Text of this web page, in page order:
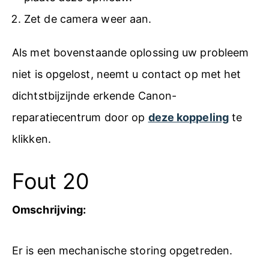
Zet de camera weer aan.
Als met bovenstaande oplossing uw probleem
niet is opgelost, neemt u contact op met het
dichtstbijzijnde erkende Canon-
reparatiecentrum door op deze koppelingte
klikken.
Fout 20
Omschrijving:
Er is een mechanische storing opgetreden.